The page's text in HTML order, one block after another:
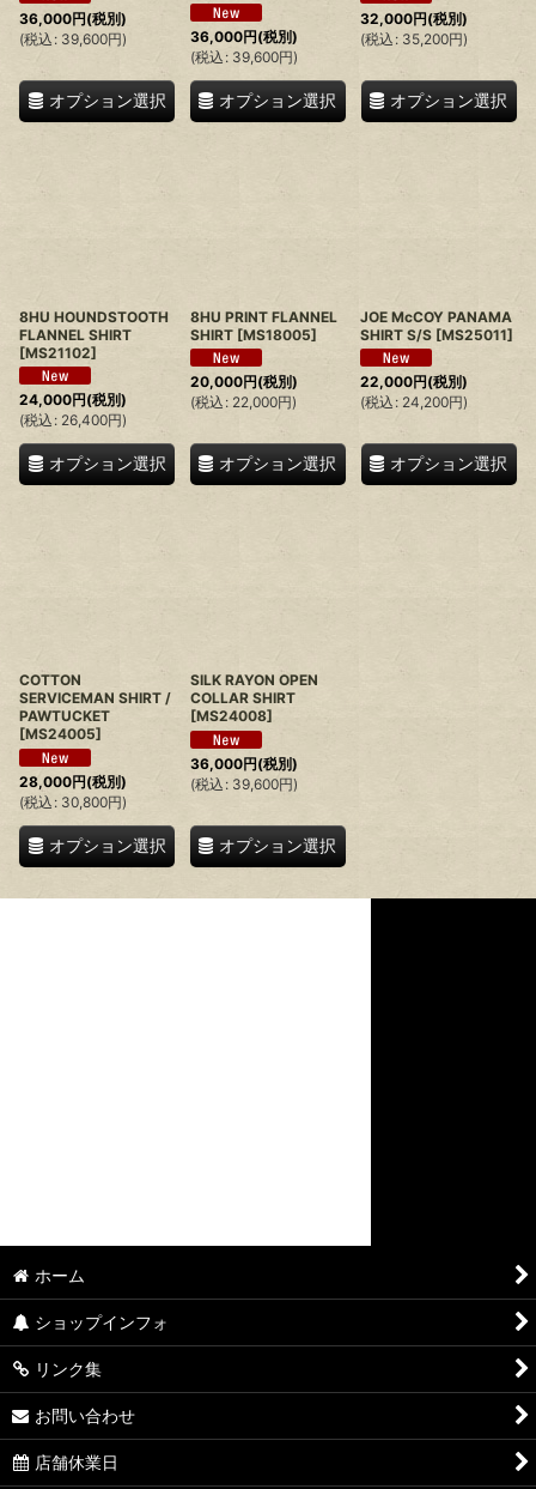
36,000円(税別)
(税込 : 39,600円)
オプション選択
36,000円(税別)
(税込 : 39,600円)
オプション選択
32,000円(税別)
(税込 : 35,200円)
オプション選択
8HU HOUNDSTOOTH
FLANNEL SHIRT
[MS21102]
24,000円(税別)
(税込 : 26,400円)
オプション選択
8HU PRINT FLANNEL
SHIRT [MS18005]
20,000円(税別)
(税込 : 22,000円)
オプション選択
JOE McCOY PANAMA
SHIRT S/S [MS25011]
22,000円(税別)
(税込 : 24,200円)
オプション選択
COTTON
SERVICEMAN SHIRT /
PAWTUCKET
[MS24005]
28,000円(税別)
(税込 : 30,800円)
オプション選択
SILK RAYON OPEN
COLLAR SHIRT
[MS24008]
36,000円(税別)
(税込 : 39,600円)
オプション選択
ホーム
ショップインフォ
リンク集
お問い合わせ
店舗休業日